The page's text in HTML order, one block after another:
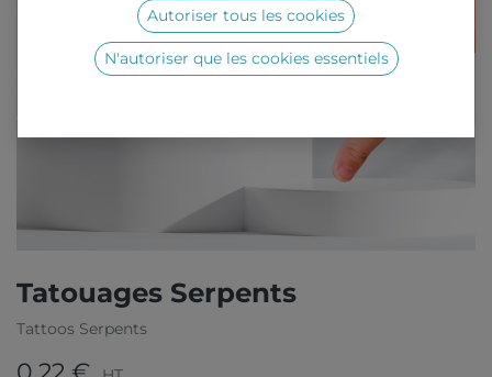
Tatouages Serpents
Tattoos Serpents
Autoriser tous les cookies
N'autoriser que les cookies essentiels